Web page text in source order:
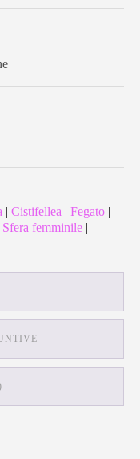
Cistifellea Fegato
Sfera femminile